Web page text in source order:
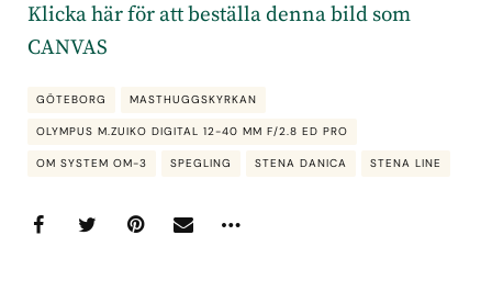
Klicka här för att beställa denna bild som
CANVAS
GÖTEBORG MASTHUGGSKYRKAN
OLYMPUS M.ZUIKO DIGITAL 12-40 MM F/2.8 ED PRO
OM SYSTEM OM-3 SPEGLING STENA DANICA STENA LINE